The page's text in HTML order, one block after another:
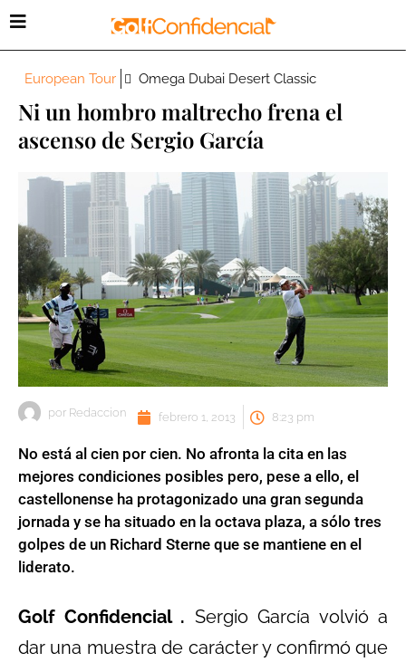
European Tour Omega Dubai Desert Classic
Ni un hombro maltrecho frena el
ascenso de Sergio García
por Redaccion febrero 1, 2013 8:23 pm
No está al cien por cien. No afronta la cita en las
mejores condiciones posibles pero, pese a ello, el
castellonense ha protagonizado una gran segunda
jornada y se ha situado en la octava plaza, a sólo tres
golpes de un Richard Sterne que se mantiene en el
liderato.
Golf Confidencial . Sergio García volvió a
dar una muestra de carácter y confirmó que